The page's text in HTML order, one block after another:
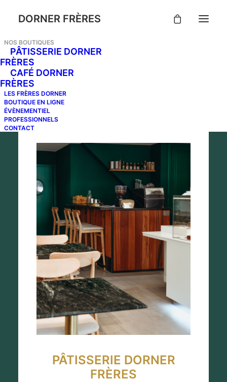
DORNER FRÈRES
NOS BOUTIQUES
PÂTISSERIE DORNER
FRÈRES
CAFÉ DORNER
FRÈRES
LES FRÈRES DORNER
BOUTIQUE EN LIGNE
ÉVÈNEMENTIEL
PROFESSIONNELS
CONTACT
NOS BOUTIQUES
PÂTISSERIE DORNER
FRÈRES